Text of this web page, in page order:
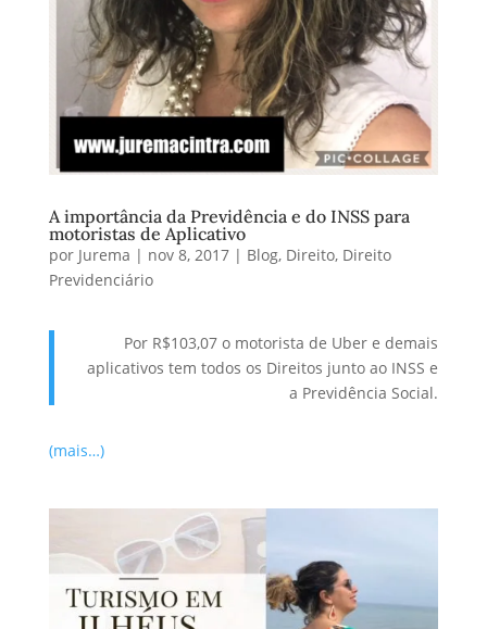
A importância da Previdência e do INSS para
motoristas de Aplicativo
por Jurema | nov 8, 2017| Blog, Direito, Direito
Previdenciário
Por R$103,07 o motorista de Uber e demais
aplicativos tem todos os Direitos junto ao INSS e
a Previdência Social.
(mais…)